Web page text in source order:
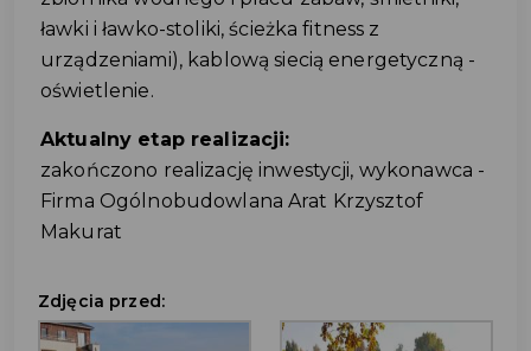
ławki i ławko-stoliki, ścieżka fitness z
urządzeniami), kablową siecią energetyczną -
oświetlenie.
Aktualny etap realizacji:
zakończono realizację inwestycji, wykonawca -
Firma Ogólnobudowlana Arat Krzysztof
Makurat
Zdjęcia przed: